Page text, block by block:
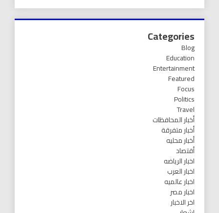
Categories
Blog
Education
Entertainment
Featured
Focus
Politics
Travel
أخبار المحافظات
أخبار متفرقة
أخبار محليه
أقتصاد
اخبار الرياضه
اخبار العرب
اخبار عالميه
اخبار مصر
اخر الاخبار